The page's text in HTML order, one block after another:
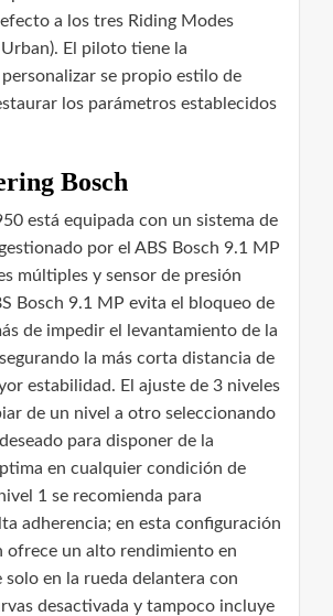
a los tres Riding Modes
El piloto tiene la
se propio estilo de
los parámetros establecidos
Bosch
está equipada con un sistema de
por el ABS Bosch 9.1 MP
múltiples y sensor de presión
Bosch 9.1 MP evita el bloqueo de
de impedir el levantamiento de la
la más corta distancia de
estabilidad. El ajuste de 3 niveles
de un nivel a otro seleccionando
para disponer de la
en cualquier condición de
1 se recomienda para
adherencia; en esta configuración
ofrece un alto rendimiento en
en la rueda delantera con
desactivada y tampoco incluye